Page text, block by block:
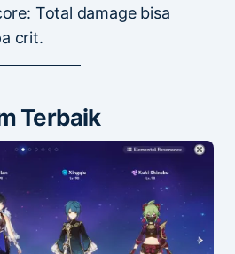
Total damage bisa
crit.
Terbaik